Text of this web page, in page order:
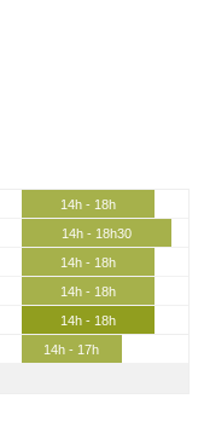
14h - 18h
14h - 18h30
14h - 18h
14h - 18h
14h - 18h
14h - 17h